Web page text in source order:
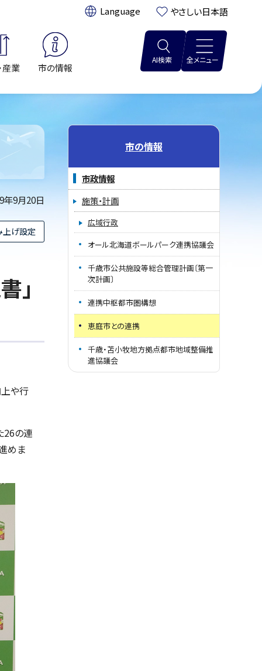
翻訳: やさしい日本語
産業 市の情報
AI検索 全メニュー
年9月20日
上げ設定
」
や行
26の連
めま
市の情報
市政情報
施策・計画
広域行政
オール北海道ボールパーク連携協議会
千歳市公共施設等総合管理計画〔第一
次計画〕
連携中枢都市圏構想
恵庭市との連携
千歳・苫小牧地方拠点都市地域整備推
進協議会